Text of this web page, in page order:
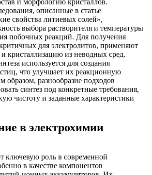
и морфологию кристаллов.
описанные в статье
свойства литиевых солей»,
выбора растворителя и температуры
побочных реакций. Для получения
для электролитов, применяют
кристаллизацию из неводных сред.
используется для создания
что улучшает их реакционную
образом, разнообразие подходов
синтез под конкретные требования,
чистоту и заданные характеристики
в электрохимии
ключевую роль в современной
в качестве компонентов